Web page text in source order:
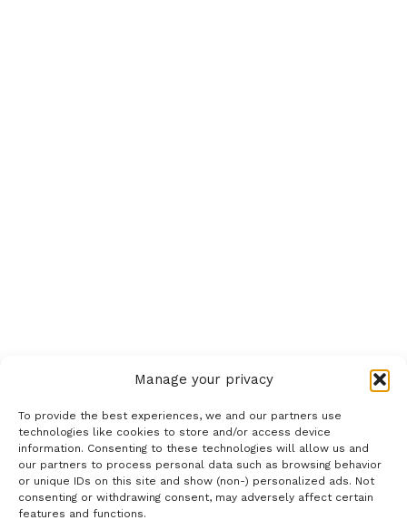
Manage your privacy
To provide the best experiences, we and our partners use
technologies like cookies to store and/or access device
information. Consenting to these technologies will allow us and
our partners to process personal data such as browsing behavior
or unique IDs on this site and show (non-) personalized ads. Not
consenting or withdrawing consent, may adversely affect certain
features and functions.